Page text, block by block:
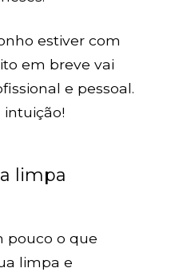
estiver com
em breve vai
e pessoal.
intuição!
limpa
pouco o que
limpa e